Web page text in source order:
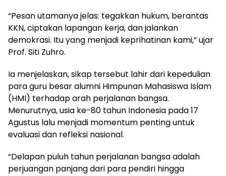
“Pesan utamanya jelas: tegakkan hukum, berantas
KKN, ciptakan lapangan kerja, dan jalankan
demokrasi. Itu yang menjadi keprihatinan kami,” ujar
Prof. Siti Zuhro.
Ia menjelaskan, sikap tersebut lahir dari kepedulian
para guru besar alumni Himpunan Mahasiswa Islam
(HMI) terhadap arah perjalanan bangsa.
Menurutnya, usia ke-80 tahun Indonesia pada 17
Agustus lalu menjadi momentum penting untuk
evaluasi dan refleksi nasional.
“Delapan puluh tahun perjalanan bangsa adalah
perjuangan panjang dari para pendiri hingga